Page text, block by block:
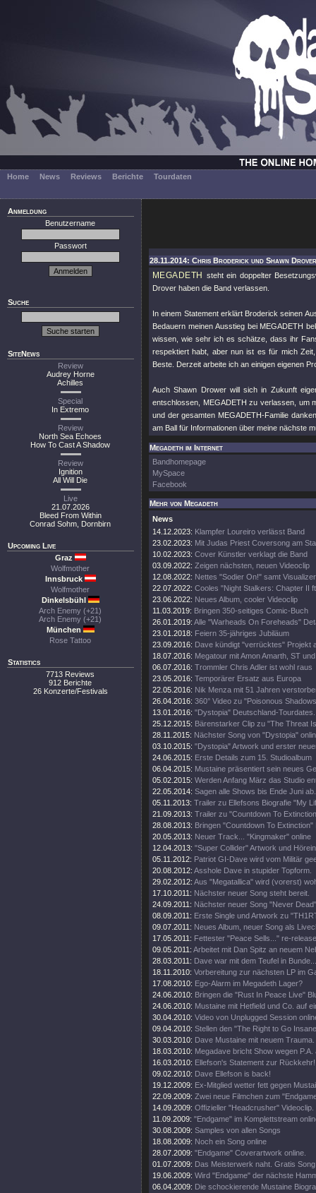
Home News Reviews Berichte Tourdaten
Anmeldung
Benutzername
Passwort
Suche
SiteNews
Review
Audrey Horne
Achilles
Special
In Extremo
Review
North Sea Echoes
How To Cast A Shadow
Review
Ignition
All Will Die
Live
21.07.2026
Bleed From Within
Conrad Sohm, Dornbirn
Upcoming Live
Graz
Wolfmother
Innsbruck
Wolfmother
Dinkelsbühl
Arch Enemy (+21)
Arch Enemy (+21)
München
Rose Tattoo
Statistics
7713 Reviews
912 Berichte
26 Konzerte/Festivals
28.11.2014: Chris Broderick und Shawn
MEGADETH
steht ein doppelter
Drover haben die Band verlassen.
In einem Statement erklärt Broderick seinen
Bedauern meinen Ausstieg bei MEGADETH
wissen, wie sehr ich es schätze, dass ihr
respektiert habt, aber nun ist es für mich
Beste. Derzeit arbeite ich an einigen eigenen
Auch Shawn Drower will sich in Zukunft
entschlossen, MEGADETH zu verlassen, um
und der gesamten MEGADETH-Familie
am Ball für Informationen über meine nächste
Megadeth im Internet
Bandhomepage
MySpace
Facebook
Mehr von Megadeth
News
14.12.2023: Klampfer Loureiro verlässt Band
23.02.2023: Mit Judas Priest Coversong am
10.02.2023: Cover Künstler verklagt die Band
03.09.2022: Zeigen nächsten, neuen Videoclip
12.08.2022: Nettes "Sodier On!" samt Visualizer
22.07.2022: Cooles "Night Stalkers: Chapter II
23.06.2022: Neues Album, cooler Videoclip
11.03.2019: Bringen 350-seitiges Comic-Buch
26.01.2019: Alle "Warheads On Foreheads"
23.01.2018: Feiern 35-jähriges Jubiläum
23.09.2016: Dave kündigt "verrücktes" Projekt
18.07.2016: Megatour mit Amon Amarth, ST
06.07.2016: Trommler Chris Adler ist wohl raus
23.05.2016: Temporärer Ersatz aus Europa
22.05.2016: Nik Menza mit 51 Jahren
26.04.2016: 360° Video zu "Poisonous
13.01.2016: "Dystopia" Deutschland-Tourdates.
25.12.2015: Bärenstarker Clip zu "The Threat
28.11.2015: Nächster Song von "Dystopia"
03.10.2015: "Dystopia" Artwork und erster
24.06.2015: Erste Details zum 15. Studioalbum
06.04.2015: Mustaine präsentiert sein neues
05.02.2015: Werden Anfang März das Studio
22.05.2014: Sagen alle Shows bis Ende Juni ab.
05.11.2013: Trailer zu Ellefsons Biografie "My
21.09.2013: Trailer zu "Countdown To
28.08.2013: Bringen "Countdown To Extinction"
20.05.2013: Neuer Track... "Kingmaker" online
12.04.2013: "Super Collider" Artwork und
05.11.2012: Patriot GI-Dave wird vom Militär
20.08.2012: Asshole Dave in stupider Topform.
29.02.2012: Aus "Megatallica" wird (vorerst)
17.10.2011: Nächster neuer Song steht bereit.
24.09.2011: Nächster neuer Song "Never
08.09.2011: Erste Single und Artwork zu
09.07.2011: Neues Album, neuer Song als
17.05.2011: Fettester "Peace Sells..." re-
09.05.2011: Arbeitet mit Dan Spitz an neuem
28.03.2011: Dave war mit dem Teufel in Bunde...
18.11.2010: Vorbereitung zur nächsten LP im
17.08.2010: Ego-Alarm im Megadeth Lager?
24.06.2010: Bringen die "Rust In Peace Live"
24.06.2010: Mustaine mit Hetfield und Co. auf
30.04.2010: Video von Unplugged Session
09.04.2010: Stellen den "The Right to Go
30.03.2010: Dave Mustaine mit neuem Trauma.
18.03.2010: Megadave bricht Show wegen P.A.
16.03.2010: Ellefson's Statement zur Rückkehr!
09.02.2010: Dave Ellefson is back!
19.12.2009: Ex-Mitglied wetter fett gegen
22.09.2009: Zwei neue Filmchen zum
14.09.2009: Offizieller "Headcrusher" Videoclip.
11.09.2009: "Endgame" im Komplettstream
30.08.2009: Samples von allen Songs
18.08.2009: Noch ein Song online
28.07.2009: "Endgame" Coverartwork online.
01.07.2009: Das Meisterwerk naht. Gratis
19.06.2009: Wird "Endgame" der nächste
06.04.2009: Die schockierende Mustaine